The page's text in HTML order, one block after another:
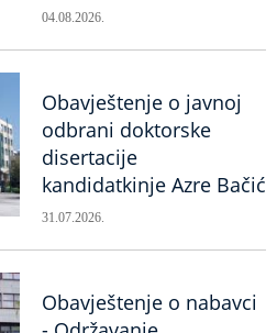
04.08.2026.
Obavještenje o javnoj
odbrani doktorske
disertacije
kandidatkinje Azre Bačić
31.07.2026.
Obavještenje o nabavci